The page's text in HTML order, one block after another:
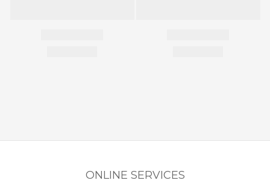
ONLINE SERVICES